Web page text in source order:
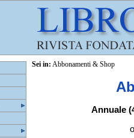
Sei in: Abbonamenti & Shop
Annuale